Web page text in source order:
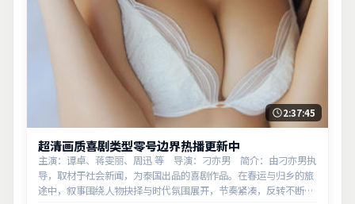
2:37:45
超清画质喜剧类型零号边界热播更新中
主演：谭卓、蒋雯丽、周迅 等 导演：刁亦男 简介：由刁亦男执
导，取材于社会新闻，为泰国出品的喜剧作品。在春运与归乡的旅
途中，叙事围绕人物抉择与时代氛围展开，节奏紧凑，反转不断。